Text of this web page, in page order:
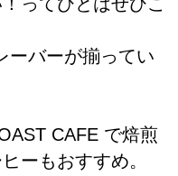
ーバーが揃ってい
CAFE で焙煎
ーもおすすめ。